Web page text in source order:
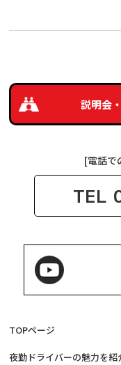
説明会
[電話で
TEL
TOPページ
夜勤ドライバーの魅力を紹